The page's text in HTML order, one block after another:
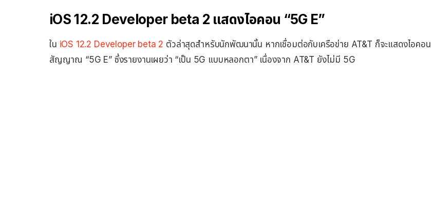
iOS 12.2 Developer beta 2 แสดงไอคอน “5G E”
ใน iOS 12.2 Developer beta 2 ตัวล่าสุดสำหรับนักพัฒนานั้น หากเชื่อมต่อกับเครือข่าย AT&T ก็จะแสดงไอคอน
สัญญาณ “5G E” ซึ่งรายงานเผยว่า “เป็น 5G แบบหลอกตา” เนื่องจาก AT&T ยังไม่มี 5G